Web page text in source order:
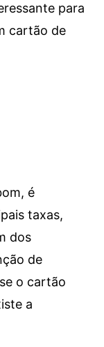
para
cartão de
é
taxas,
dos
de
o cartão
a